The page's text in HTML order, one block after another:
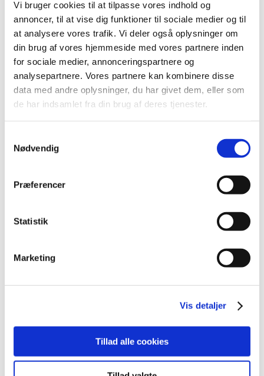
Vi bruger cookies til at tilpasse vores indhold og
annoncer, til at vise dig funktioner til sociale medier og til
at analysere vores trafik. Vi deler også oplysninger om
din brug af vores hjemmeside med vores partnere inden
for sociale medier, annonceringspartnere og
analysepartnere. Vores partnere kan kombinere disse
data med andre oplysninger, du har givet dem, eller som
de har indsamlet fra din brug af deres tjenester.
Nødvendig
Præferencer
Statistik
Marketing
Vis detaljer
Tillad alle cookies
2016 (167)
2015 (33)
2014 (44)
2013 (49)
2012 (44)
2011 (13)
2010 (7)
november (1)
maj (1)
marts (2)
2008 (8)
2006 (9)
Meddelelser om forsyning af medicin til mennesker og dyr
Sikkerhedsmeddelelser om medicinsk udstyr